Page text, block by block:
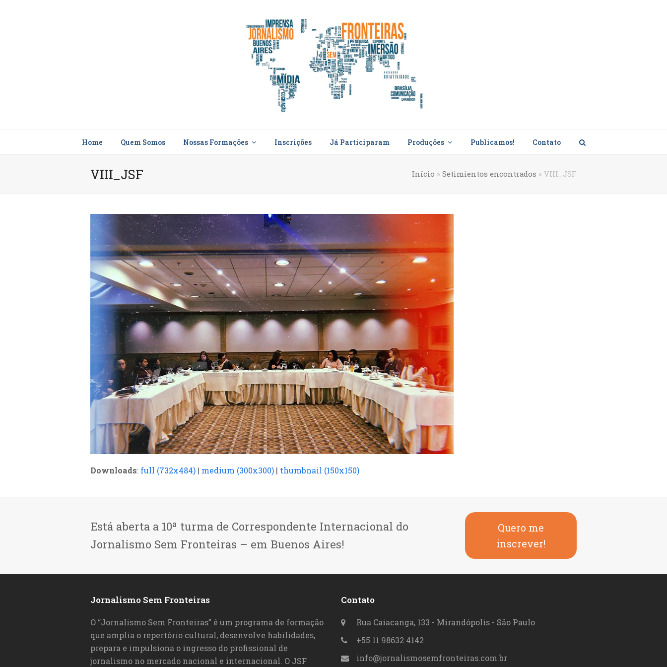
Home Quem Somos Nossas Formações Inscrições Já Participaram Produções Publicamos! Contato
VIII_JSF Início » Setimientos encontrados » VIII_JSF
Downloads: full (732x484) | medium (300x300) | thumbnail (150x150)
Está aberta a 10ª turma de Correspondente Internacional do
Jornalismo Sem Fronteiras – em Buenos Aires!
Quero me
inscrever!
Jornalismo Sem Fronteiras
O “Jornalismo Sem Fronteiras” é um programa de formação
que amplia o repertório cultural, desenvolve habilidades,
prepara e impulsiona o ingresso do profissional de
jornalismo no mercado nacional e internacional. O JSF
Contato
Rua Caiacanga, 133 - Mirandópolis - São Paulo
+55 11 98632 4142
info@jornalismosemfronteiras.com.br